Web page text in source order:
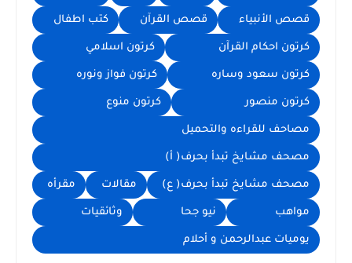
قصص الأنبياء قصص القرآن كتب اطفال
كرتون احكام القرآن كرتون اسلامي
كرتون سعود وساره كرتون فواز ونوره
كرتون منصور كرتون منوع
مصاحف للقراءه والتحميل
مصحف مشايخ تبدأ بحرف( أ)
مصحف مشايخ تبدأ بحرف( ع) مقالات مقرأه
مواهب نيو جحا وثائقيات
يوميات عبدالرحمن و أحلام